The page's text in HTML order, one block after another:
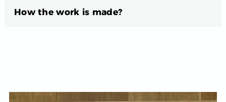
How the work is made?